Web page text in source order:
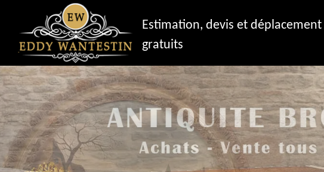
Estimation, devis et déplacement
gratuits